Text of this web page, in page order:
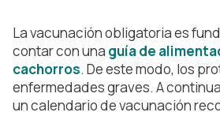
La vacunación obligatoria es
contar con una guía de
cachorros. De este modo, los
enfermedades graves. A
un calendario de vacunación